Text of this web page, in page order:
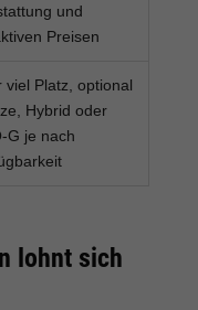
und
Preisen
viel Platz, optional
Hybrid oder
G je nach
lohnt sich